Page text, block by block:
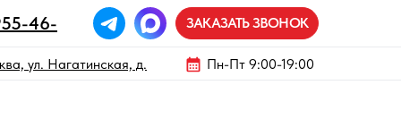
ЗАКАЗАТЬ ЗВОНОК
46-
ул. Нагатинская, д.
Пн-Пт 9:00-19:00